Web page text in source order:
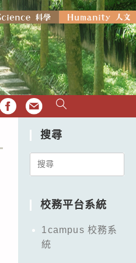
FB EMAIL
搜尋
Search
校務平台系統
1campus 校務系
統